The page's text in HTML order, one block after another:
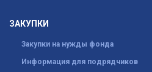
ЗАКУПКИ
Закупки на нужды фонда
Информация для подрядчиков